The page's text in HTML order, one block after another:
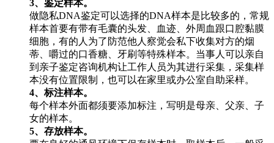
3、鉴定样本。
做隐私DNA鉴定可以选择的DNA样本是比较多的，常规
样本首要有带有毛囊的头发、血迹、外周血跟口腔黏膜
细胞，有的人为了防范他人察觉会私下收集对方的烟
蒂、嚼过的口香糖、牙刷等特殊样本。当事人可以亲自
到亲子鉴定咨询机构让工作人员为其进行采集，采集样
本没有位置限制，也可以在家里或办公室自助采样。
4、标注样本。
每个样本外面都须要添加标注，写明是母亲、父亲、子
女的样本。
5、存放样本。